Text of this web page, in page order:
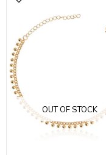
OUT OF STOCK